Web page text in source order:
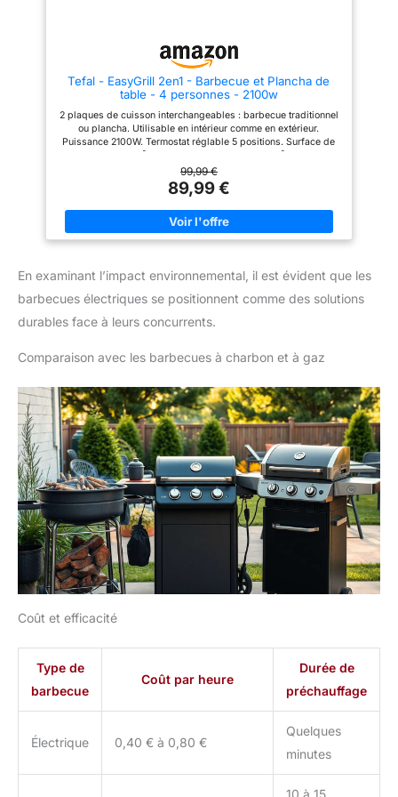
grâce aux pièces détachables :
amovibles, adaptés au lave-
vaisselle, nettoyage rapide,
quotidien Moteur puissant de
2000 W : le barbecue électrique
puissant avec une puissance de
constante de cuisson à chaque
Tefal - EasyGrill 2en1 - Barbecue et Plancha de
table - 4 personnes - 2100w
2 plaques de cuisson interchangeables : barbecue traditionnel
ou plancha. Utilisable en intérieur comme en extérieur.
Puissance 2100W. Termostat réglable 5 positions. Surface de
plancha. Cuisson saine: bac récepteur avec eau pour limiter
fumée et odeurs Facile à nettoyer: 100% amovibles et
compatibles lave-vaisselle sauf éléments électrique.
99,99 €
89,99 €
En examinant l’impact environnemental, il est évident que les
barbecues électriques se positionnent comme des solutions
durables face à leurs concurrents.
Comparaison avec les barbecues à charbon et à gaz
Coût et efficacité
Type de
barbecue
Coût par heure
Durée de
préchauffage
Électrique 0,40 € à 0,80 €
Quelques
minutes